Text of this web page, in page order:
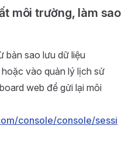
môi trường, làm sao
bản sao lưu dữ liệu
vào quản lý lịch sử
web để gửi lại môi
console/console/sessi